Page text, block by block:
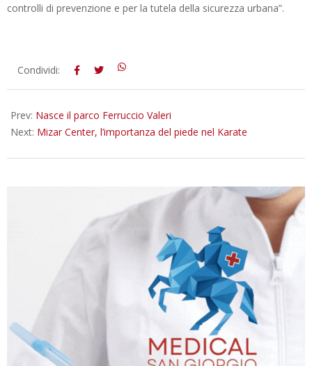
controlli di prevenzione e per la tutela della sicurezza urbana”.
2015-
Condividi:
Prev: Nasce il parco Ferruccio Valeri
Next: Mizar Center, l’importanza del piede nel Karate